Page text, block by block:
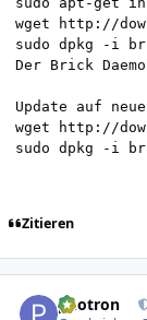
wget http://
sudo dpkg -i
Der Brick
Update auf
wget http://
Zitieren
photron